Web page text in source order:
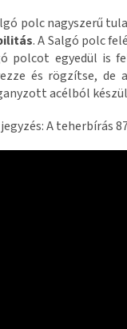
polc nagyszerű
. A Salgó polc
polcot egyedül is
és rögzítse, de
acélból
A teherbírás